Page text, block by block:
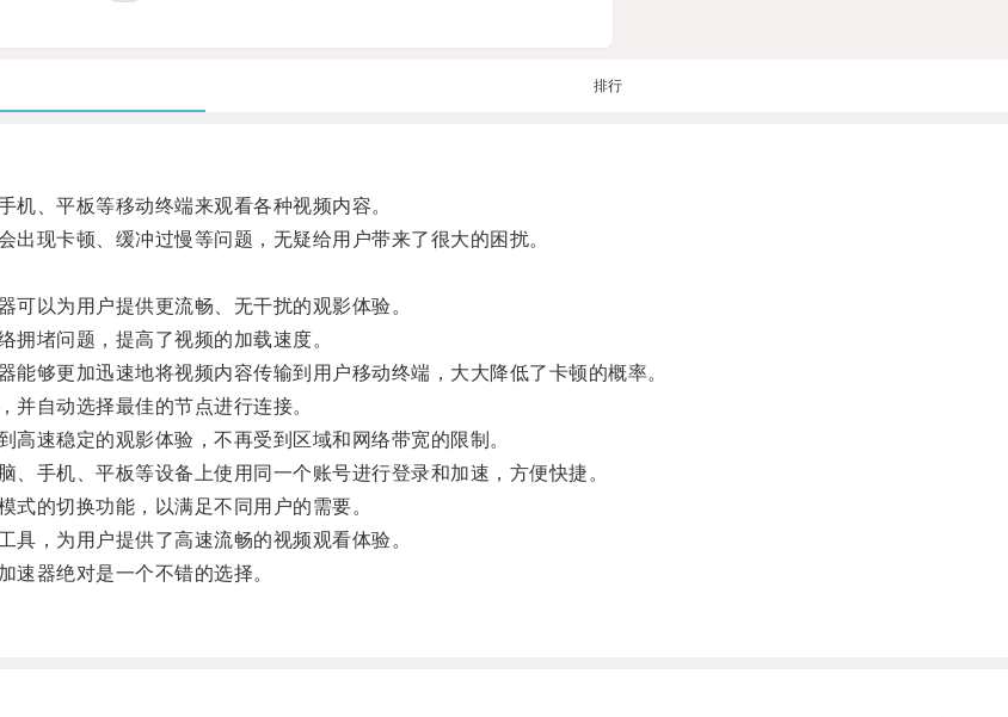
排行
、平板等移动终端来观看各种视频内容。
现卡顿、缓冲过慢等问题，无疑给用户带来了很大的困扰。
以为用户提供更流畅、无干扰的观影体验。
堵问题，提高了视频的加载速度。
够更加迅速地将视频内容传输到用户移动终端，大大降低了卡顿的概率。
自动选择最佳的节点进行连接。
速稳定的观影体验，不再受到区域和网络带宽的限制。
手机、平板等设备上使用同一个账号进行登录和加速，方便快捷。
的切换功能，以满足不同用户的需要。
，为用户提供了高速流畅的视频观看体验。
器绝对是一个不错的选择。